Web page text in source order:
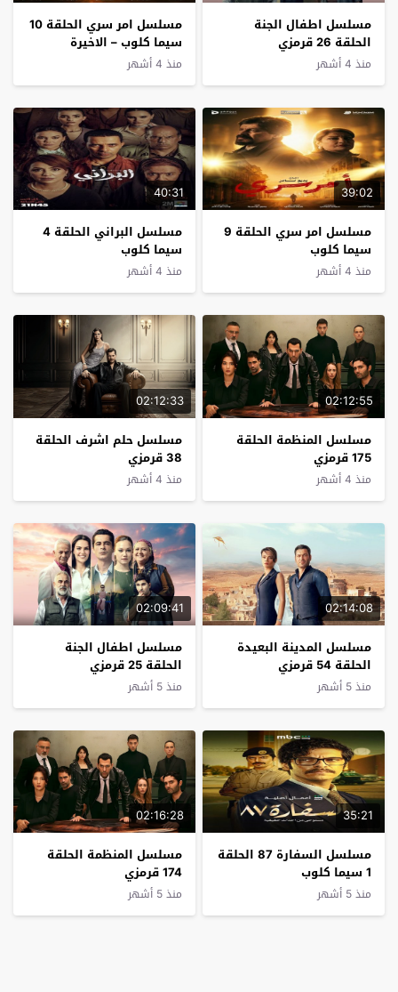
مسلسل اطفال الجنة
الحلقة 26 قرمزي
منذ 4 أشهر
مسلسل امر سري الحلقة 10
سيما كلوب – الاخيرة
منذ 4 أشهر
39:02
مسلسل امر سري الحلقة 9
سيما كلوب
منذ 4 أشهر
40:31
مسلسل البراني الحلقة 4
سيما كلوب
منذ 4 أشهر
02:12:55
مسلسل المنظمة الحلقة
175 قرمزي
منذ 4 أشهر
02:12:33
مسلسل حلم اشرف الحلقة
38 قرمزي
منذ 4 أشهر
02:14:08
مسلسل المدينة البعيدة
الحلقة 54 قرمزي
منذ 5 أشهر
02:09:41
مسلسل اطفال الجنة
الحلقة 25 قرمزي
منذ 5 أشهر
35:21
مسلسل السفارة 87 الحلقة
1 سيما كلوب
منذ 5 أشهر
02:16:28
مسلسل المنظمة الحلقة
174 قرمزي
منذ 5 أشهر